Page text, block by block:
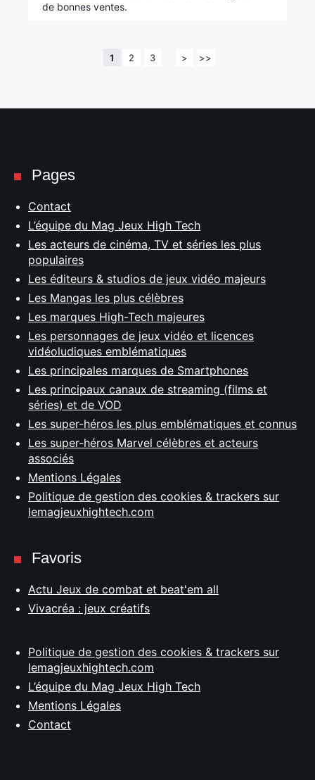
de bonnes ventes.
1 2 3 > >>
Pages
Contact
L’équipe du Mag Jeux High Tech
Les acteurs de cinéma, TV et séries les plus
populaires
Les éditeurs & studios de jeux vidéo majeurs
Les Mangas les plus célèbres
Les marques High-Tech majeures
Les personnages de jeux vidéo et licences
vidéoludiques emblématiques
Les principales marques de Smartphones
Les principaux canaux de streaming (films et
séries) et de VOD
Les super-héros les plus emblématiques et connus
Les super-héros Marvel célèbres et acteurs
associés
Mentions Légales
Politique de gestion des cookies & trackers sur
lemagjeuxhightech.com
Favoris
Actu Jeux de combat et beat'em all
Vivacréa : jeux créatifs
Politique de gestion des cookies & trackers sur
lemagjeuxhightech.com
L’équipe du Mag Jeux High Tech
Mentions Légales
Contact